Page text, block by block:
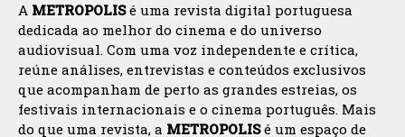
A METROPOLISé uma revista digital portuguesa
dedicada ao melhor do cinema e do universo
audiovisual. Com uma voz independente e crítica,
reúne análises, entrevistas e conteúdos exclusivos
que acompanham de perto as grandes estreias, os
festivais internacionais e o cinema português. Mais
do que uma revista, a METROPOLISé um espaço de